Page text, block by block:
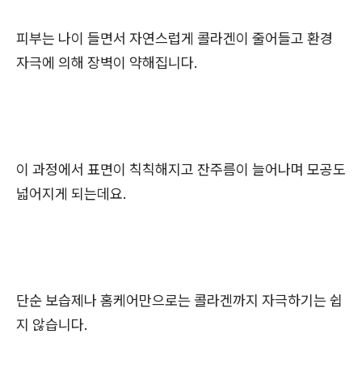
피부는 나이 들면서 자연스럽게 콜라겐이 줄어들고 환경
자극에 의해 장벽이 약해집니다.
이 과정에서 표면이 칙칙해지고 잔주름이 늘어나며 모공도
넓어지게 되는데요.
단순 보습제나 홈케어만으로는 콜라겐까지 자극하기는 쉽
지 않습니다.